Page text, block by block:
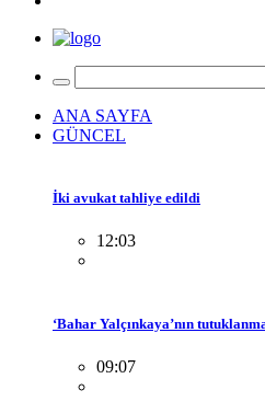
ANA SAYFA
GÜNCEL
İki avukat tahliye edildi
12:03
‘Bahar Yalçınkaya’nın
09:07